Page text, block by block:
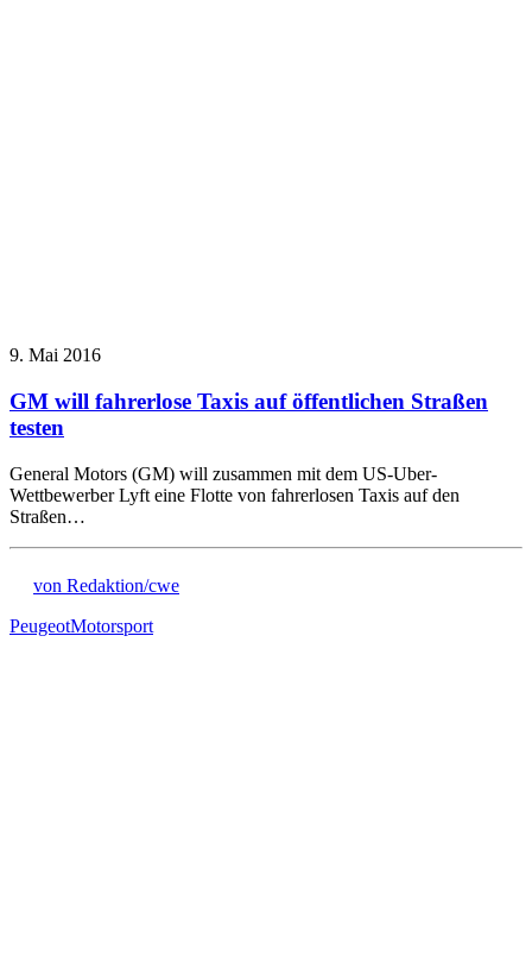
9. Mai 2016
GM will fahrerlose Taxis auf öffentlichen Straßen
testen
General Motors (GM) will zusammen mit dem US-Uber-
Wettbewerber Lyft eine Flotte von fahrerlosen Taxis auf den
Straßen…
von Redaktion/cwe
PeugeotMotorsport